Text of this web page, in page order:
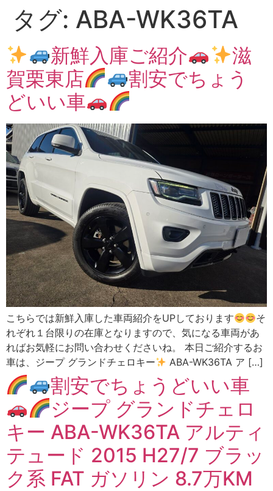
タグ: ABA-WK36TA
新鮮入庫ご紹介
滋
賀栗東店
割安でちょう
どいい車
こちらでは新鮮入庫した車両紹介をUPしております
そ
れぞれ１台限りの在庫となりますので、気になる車両があ
ればお気軽にお問い合わせくださいね。 本日ご紹介するお
車は、ジープ グランドチェロキー
ABA-WK36TA ア […]
割安でちょうどいい車
ジープ グランドチェロ
キー ABA-WK36TA アルティ
テュード 2015 H27/7 ブラッ
ク系 FAT ガソリン 8.7万KM